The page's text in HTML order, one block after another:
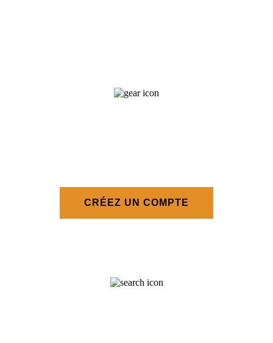
CRÉEZ UN COMPTE